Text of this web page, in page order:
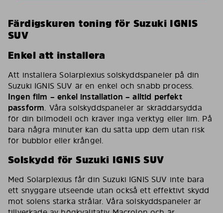
Färdigskuren toning för Suzuki IGNIS
SUV
Enkel att installera
Att installera Solarplexius solskyddspaneler på din
Suzuki IGNIS SUV är en enkel och snabb process.
Ingen film – enkel installation – alltid perfekt
passform. Våra solskyddspaneler är skräddarsydda
för din bilmodell och kräver inga verktyg eller lim. På
bara några minuter kan du sätta upp dem utan risk
för bubblor eller krångel.
Solskydd för Suzuki IGNIS SUV
Med Solarplexius får din Suzuki IGNIS SUV inte bara
ett snyggare utseende utan också ett effektivt skydd
mot solens starka strålar. Våra solskyddspaneler är